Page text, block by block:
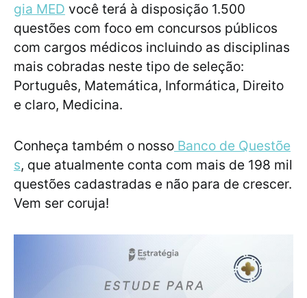
gia MED você terá à disposição 1.500
questões com foco em concursos públicos
com cargos médicos incluindo as disciplinas
mais cobradas neste tipo de seleção:
Português, Matemática, Informática, Direito
e claro, Medicina.
Conheça também o nosso Banco de Questõe
s, que atualmente conta com mais de 198 mil
questões cadastradas e não para de crescer.
Vem ser coruja!